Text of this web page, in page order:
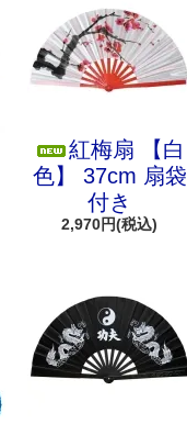
紅梅扇 【白
色】 37cm 扇袋
付き
2,970円(税込)